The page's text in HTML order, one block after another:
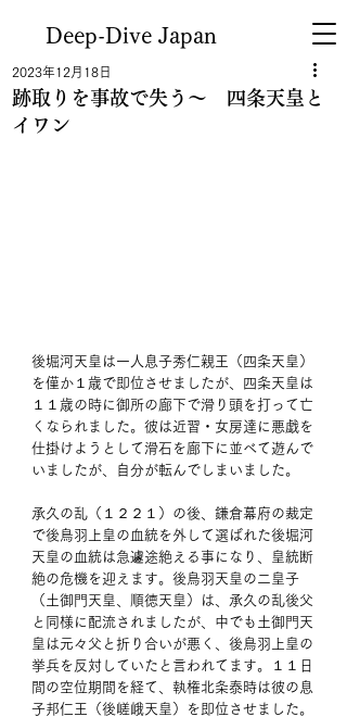
Deep-Dive Japan
跡取りを事故で失う～ 四条天皇と
イワン
2023年12月18日
後堀河天皇は一人息子秀仁親王（四条天皇）
を僅か１歳で即位させましたが、四条天皇は
１１歳の時に御所の廊下で滑り頭を打って亡
くなられました。彼は近習・女房達に悪戯を
仕掛けようとして滑石を廊下に並べて遊んで
いましたが、自分が転んでしまいました。
承久の乱（１２２１）の後、鎌倉幕府の裁定
で後鳥羽上皇の血統を外して選ばれた後堀河
天皇の血統は急遽途絶える事になり、皇統断
絶の危機を迎えます。後鳥羽天皇の二皇子
（土御門天皇、順徳天皇）は、承久の乱後父
と同様に配流されましたが、中でも土御門天
皇は元々父と折り合いが悪く、後鳥羽上皇の
挙兵を反対していたと言われてます。１１日
間の空位期間を経て、執権北条泰時は彼の息
子邦仁王（後嵯峨天皇）を即位させました。